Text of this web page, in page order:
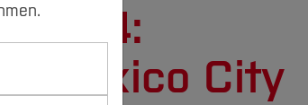
2024:
Mexico City